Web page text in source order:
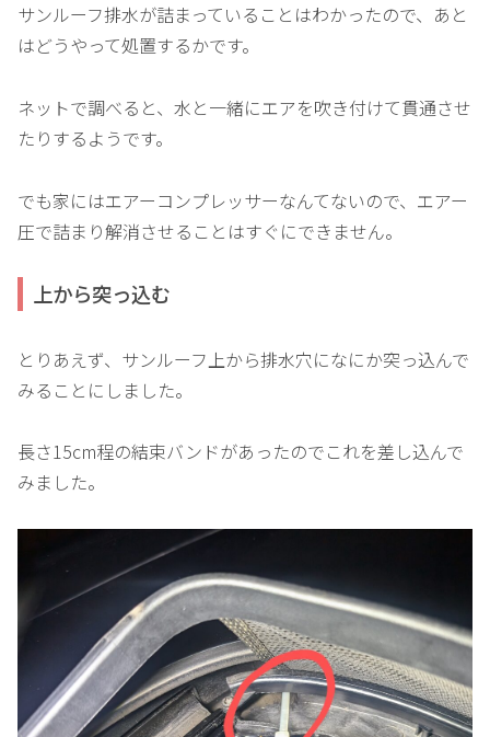
サンルーフ排水が詰まっていることはわかったので、あと
はどうやって処置するかです。
ネットで調べると、水と一緒にエアを吹き付けて貫通させ
たりするようです。
でも家にはエアーコンプレッサーなんてないので、エアー
圧で詰まり解消させることはすぐにできません。
上から突っ込む
とりあえず、サンルーフ上から排水穴になにか突っ込んで
みることにしました。
長さ15cm程の結束バンドがあったのでこれを差し込んで
みました。